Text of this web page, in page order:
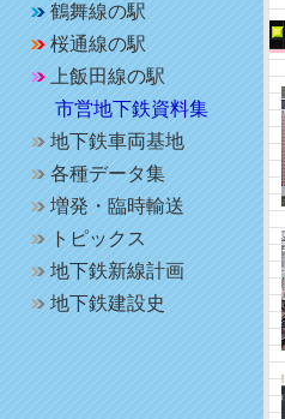
鶴舞線の駅
桜通線の駅
上飯田線の駅
市営地下鉄資料集
地下鉄車両基地
各種データ集
増発・臨時輸送
トピックス
地下鉄新線計画
地下鉄建設史